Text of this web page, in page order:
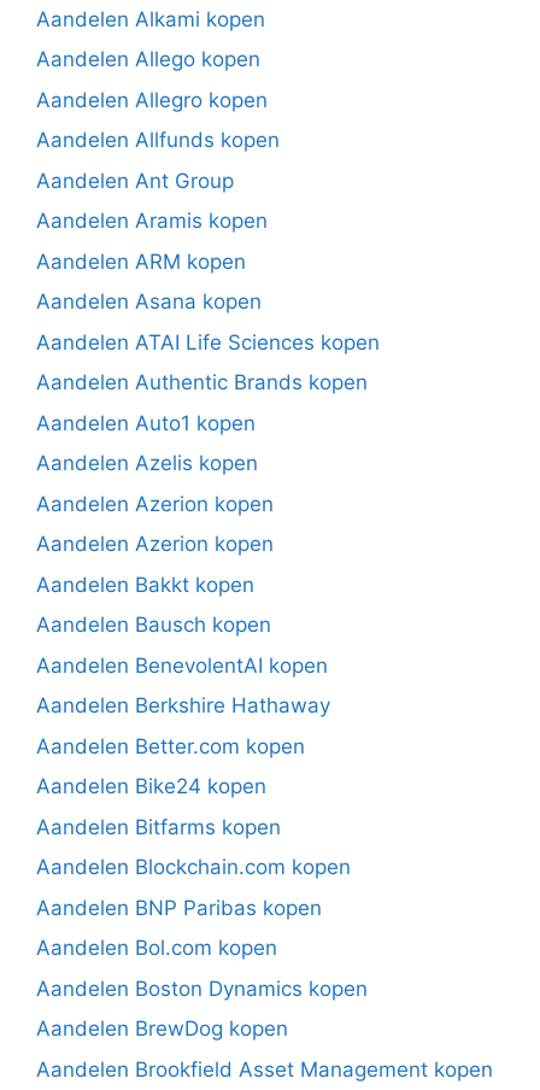
Aandelen Alkami kopen
Aandelen Allego kopen
Aandelen Allegro kopen
Aandelen Allfunds kopen
Aandelen Ant Group
Aandelen Aramis kopen
Aandelen ARM kopen
Aandelen Asana kopen
Aandelen ATAI Life Sciences kopen
Aandelen Authentic Brands kopen
Aandelen Auto1 kopen
Aandelen Azelis kopen
Aandelen Azerion kopen
Aandelen Azerion kopen
Aandelen Bakkt kopen
Aandelen Bausch kopen
Aandelen BenevolentAI kopen
Aandelen Berkshire Hathaway
Aandelen Better.com kopen
Aandelen Bike24 kopen
Aandelen Bitfarms kopen
Aandelen Blockchain.com kopen
Aandelen BNP Paribas kopen
Aandelen Bol.com kopen
Aandelen Boston Dynamics kopen
Aandelen BrewDog kopen
Aandelen Brookfield Asset Management kopen